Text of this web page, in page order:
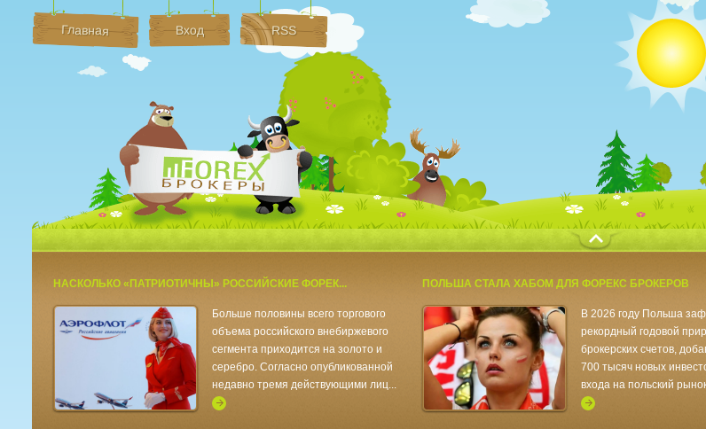
Главная Вход RSS
Брокеры Форекс
НАСКОЛЬКО «ПАТРИОТИЧНЫ» РОССИЙСКИЕ ФОРЕК...
Больше половины всего торгового
объема российского внебиржевого
сегмента приходится на золото и
серебро. Согласно опубликованной
недавно тремя действующими лиц...
ПОЛЬША СТАЛА ХАБОМ ДЛЯ ФОРЕКС БРОКЕРОВ
В 2026 году Польша
рекордный годовой
брокерских счетов,
700 тысяч новых
входа на польский